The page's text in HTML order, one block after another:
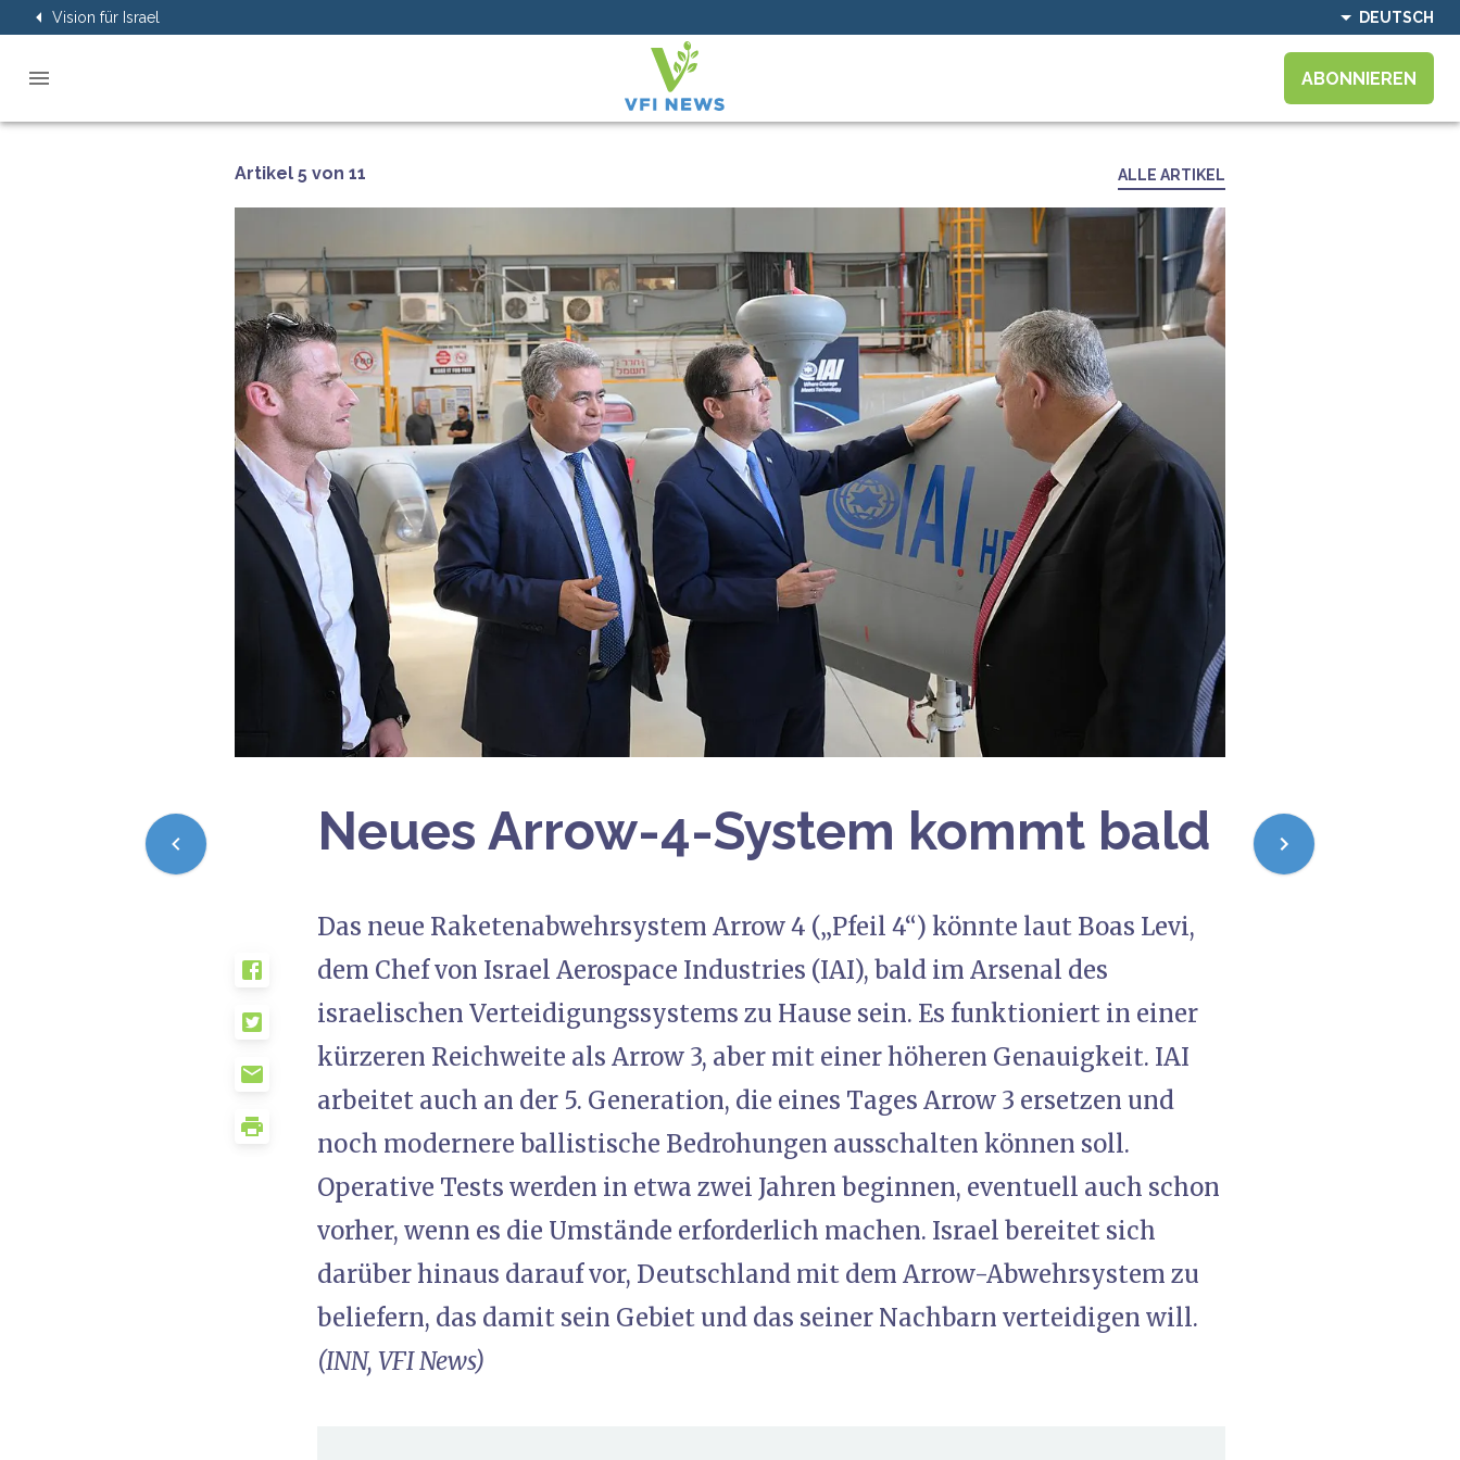
Vision für Israel DEUTSCH
ABONNIEREN
Artikel 5 von 11 ALLE ARTIKEL
Neues Arrow-4-System kommt bald
Das neue Raketenabwehrsystem Arrow 4 („Pfeil 4“) könnte laut Boas Levi,
dem Chef von Israel Aerospace Industries (IAI), bald im Arsenal des
israelischen Verteidigungssystems zu Hause sein. Es funktioniert in einer
kürzeren Reichweite als Arrow 3, aber mit einer höheren Genauigkeit. IAI
arbeitet auch an der 5. Generation, die eines Tages Arrow 3 ersetzen und
noch modernere ballistische Bedrohungen ausschalten können soll.
Operative Tests werden in etwa zwei Jahren beginnen, eventuell auch schon
vorher, wenn es die Umstände erforderlich machen. Israel bereitet sich
darüber hinaus darauf vor, Deutschland mit dem Arrow-Abwehrsystem zu
beliefern, das damit sein Gebiet und das seiner Nachbarn verteidigen will.
(INN, VFI News)